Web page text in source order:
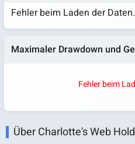
Fehler beim Laden der Daten.
Maximaler Drawdown und
Fehler beim
Über Charlotte's Web